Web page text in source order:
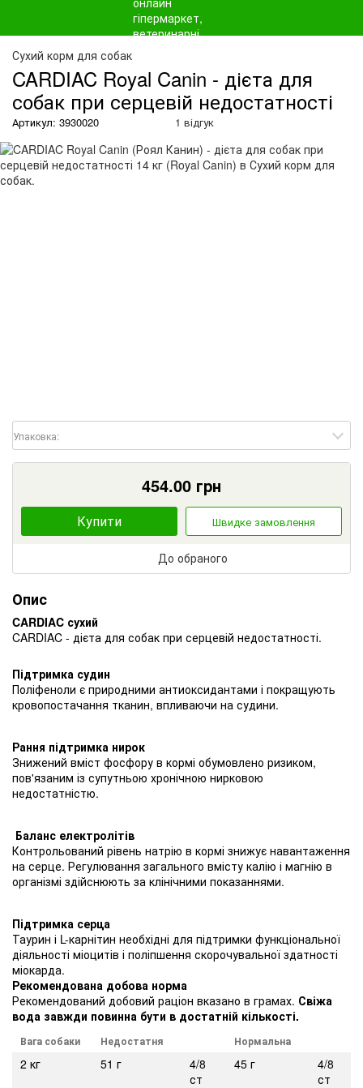
Сухий корм для собак
CARDIAC Royal Canin - дієта для
собак при серцевій недостатності
Артикул: 3930020 1 відгук
Упаковка:
454.00 грн
Купити Швидке замовлення
До обраного
Опис
CARDIAC сухий
CARDIAC - дієта для собак при серцевій недостатності.
Підтримка судин
Поліфеноли є природними антиоксидантами і покращують
кровопостачання тканин, впливаючи на судини.
Рання підтримка нирок
Знижений вміст фосфору в кормі обумовлено ризиком,
пов'язаним із супутньою хронічною нирковою
недостатністю.
Баланс електролітів
Контрольований рівень натрію в кормі знижує навантаження
на серце. Регулювання загального вмісту калію і магнію в
організмі здійснюють за клінічними показаннями.
Підтримка серца
Таурин і L-карнітин необхідні для підтримки функціональної
діяльності міоцитів і поліпшення скорочувальної здатності
міокарда.
Рекомендована добова норма
Рекомендований добовий раціон вказано в грамах. Свіжа
вода завжди повинна бути в достатній кількості.
Вага собаки Недостатня Нормальна
2 кг 51 г
4/8
ст
45 г
4/8
ст